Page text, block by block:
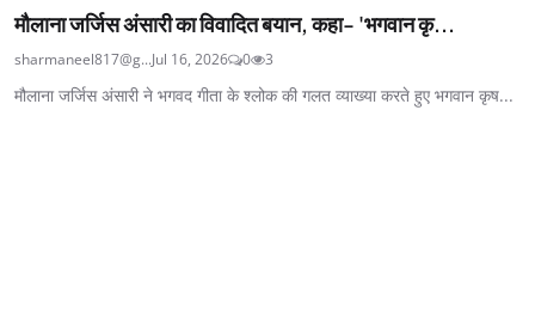
मौलाना जर्जिस अंसारी का विवादित बयान, कहा- 'भगवान कृ...
sharmaneel817@g...Jul 16, 2026 0 3
मौलाना जर्जिस अंसारी ने भगवद गीता के श्लोक की गलत व्याख्या करते हुए भगवान कृष...